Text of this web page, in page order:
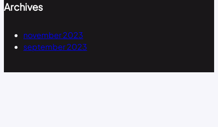
Archives
november 2023
september 2023